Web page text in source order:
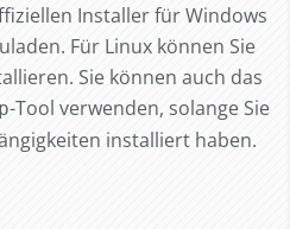
Installer für Windows
Für Linux können Sie
Sie können auch das
-Tool verwenden, solange Sie
installiert haben.